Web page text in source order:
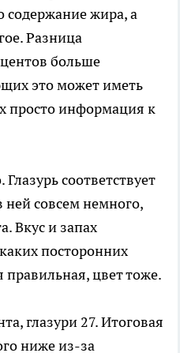
содержание жира, а
Разница
больше
это может иметь
просто информация к
соответствует
ней совсем немного,
Вкус и запах
посторонних
правильная, цвет тоже.
глазури 27. Итоговая
ниже из-за